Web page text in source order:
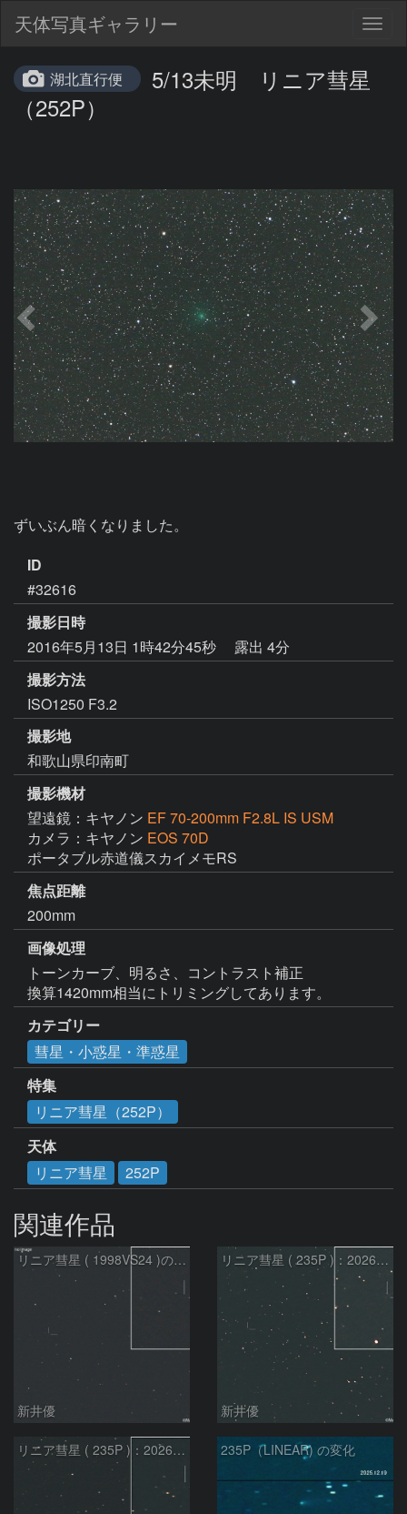
天体写真ギャラリー
湖北直行便
5/13未明 リニア彗星
（252P）
ずいぶん暗くなりました。
ID
#32616
撮影日時
2016年5月13日 1時42分45秒
露出 4分
撮影方法
ISO1250 F3.2
撮影地
和歌山県印南町
撮影機材
望遠鏡：キヤノン EF 70-200mm F2.8L IS USM
カメラ：キヤノン EOS 70D
ポータブル赤道儀スカイメモRS
焦点距離
200mm
画像処理
トーンカーブ、明るさ、コントラスト補正
換算1420mm相当にトリミングしてあります。
カテゴリー
彗星・小惑星・準惑星
特集
リニア彗星（252P）
天体
リニア彗星
252P
関連作品
リニア彗星 ( 1998VS24 )の予報位置：2026/07/27
新井優
リニア彗星 ( 235P )：2026/07/09
新井優
リニア彗星 ( 235P )：2026/07/08 235P（LINEAR) の変化